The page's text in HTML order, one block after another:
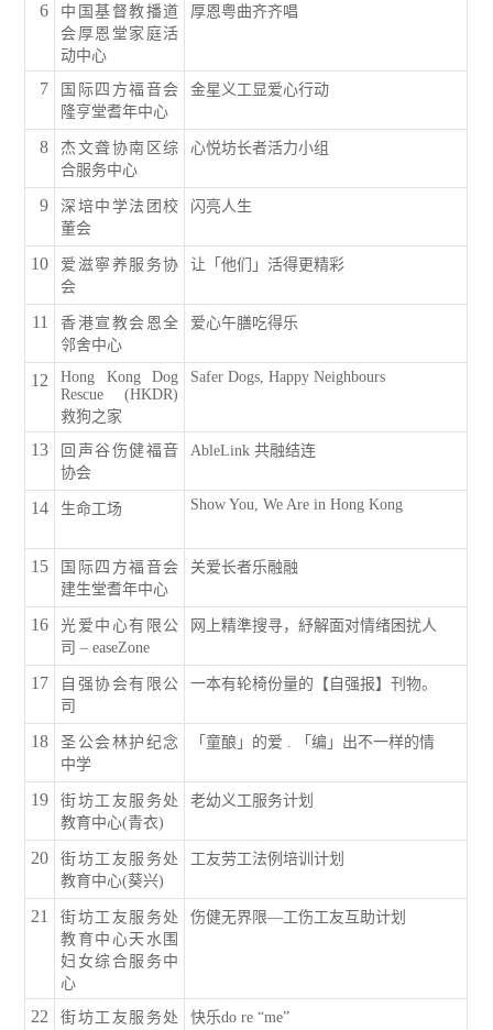
6
中国基督教播道
会厚恩堂家庭活
动中心
厚恩粤曲齐齐唱
7
国际四方福音会
隆亨堂耆年中心
金星义工显爱心行动
8
杰文聋协南区综
合服务中心
心悦坊长者活力小组
9
深培中学法团校
董会
闪亮人生
10
爱滋寧养服务协
会
让「他们」活得更精彩
11
香港宣教会恩全
邻舍中心
爱心午膳吃得乐
12
Hong Kong Dog
Rescue (HKDR)
救狗之家
Safer Dogs, Happy Neighbours
13
回声谷伤健福音
协会
AbleLink 共融结连
14 生命工场 Show You, We Are in Hong Kong
15
国际四方福音会
建生堂耆年中心
关爱长者乐融融
16
光爱中心有限公
司 – easeZone
网上精準搜寻，紓解面对情绪困扰人
17
自强协会有限公
司
一本有轮椅份量的【自强报】刊物。
18
圣公会林护纪念
中学
「童酿」的爱 . 「编」出不一样的情
19
街坊工友服务处
教育中心(青衣)
老幼义工服务计划
20
街坊工友服务处
教育中心(葵兴)
工友劳工法例培训计划
21
街坊工友服务处
教育中心天水围
妇女综合服务中
心
伤健无界限—工伤工友互助计划
22
街坊工友服务处
快乐do re “me”